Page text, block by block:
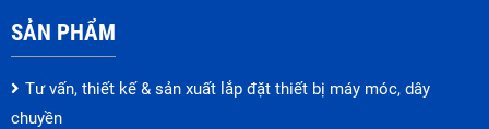
SẢN PHẨM
Tư vấn, thiết kế & sản xuất lắp đặt thiết bị máy móc, dây
chuyền